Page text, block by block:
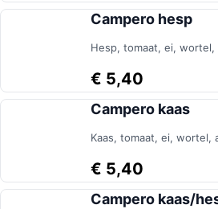
Campero hesp
Hesp, tomaat, ei, wortel,
€ 5,40
Campero kaas
Kaas, tomaat, ei, wortel,
€ 5,40
Campero kaas/